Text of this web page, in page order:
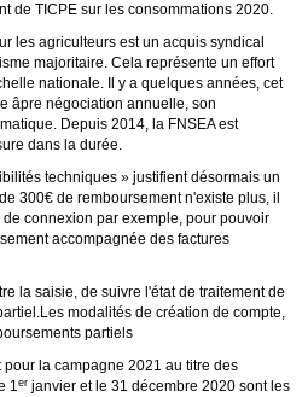
de TICPE sur les consommations 2020.
les agriculteurs est un acquis syndical
majoritaire. Cela représente un effort
nationale. Il y a quelques années, cet
âpre négociation annuelle, son
Depuis 2014, la FNSEA est
dans la durée.
techniques » justifient désormais un
300€ de remboursement n'existe plus, il
connexion par exemple, pour pouvoir
accompagnée des factures
la saisie, de suivre l'état de traitement de
Les modalités de création de compte,
partiels
la campagne 2021 au titre des
1er janvier et le 31 décembre 2020 sont les